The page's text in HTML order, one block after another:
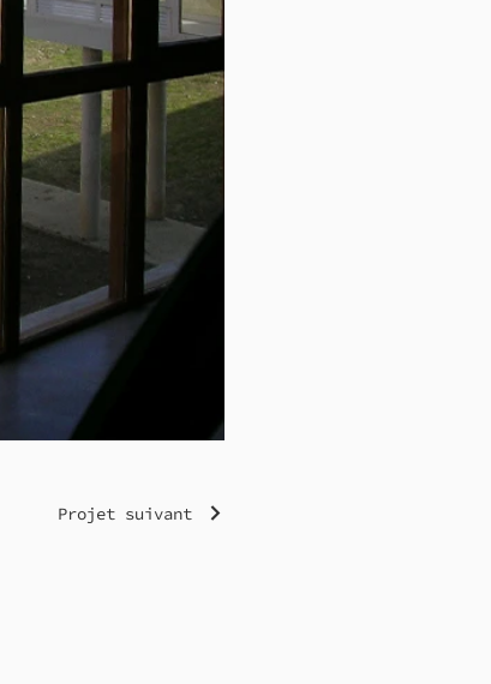
Projet suivant